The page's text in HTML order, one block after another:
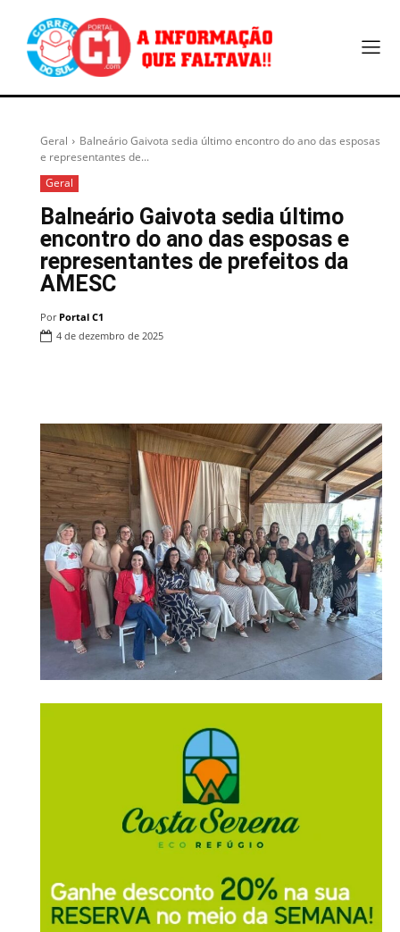
Geral
Balneário Gaivota sedia último encontro do ano das esposas
e representantes de...
Geral
Balneário Gaivota sedia último
encontro do ano das esposas e
representantes de prefeitos da
AMESC
Por Portal C1
4 de dezembro de 2025